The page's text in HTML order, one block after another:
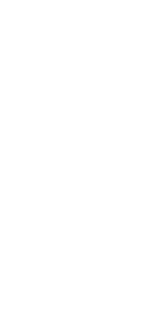
a vnitřní sezení)
hod., nutná rezervace)
hod.)
7 dní pobytu a více = 1
vodní pólo, basketbal,